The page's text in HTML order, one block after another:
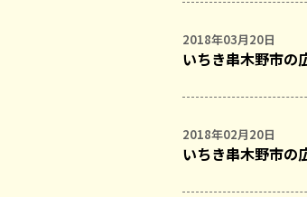
2018年03月20日
いちき串木野市の
2018年02月20日
いちき串木野市の